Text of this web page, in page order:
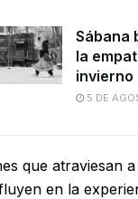
Sábana
la
invierno
5 DE
que atraviesan a
en la